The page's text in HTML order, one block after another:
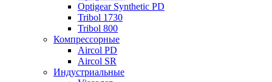
Optigear Synthetic PD
Tribol 1730
Tribol 800
Компрессорные
Aircol PD
Aircol SR
Индустриальные